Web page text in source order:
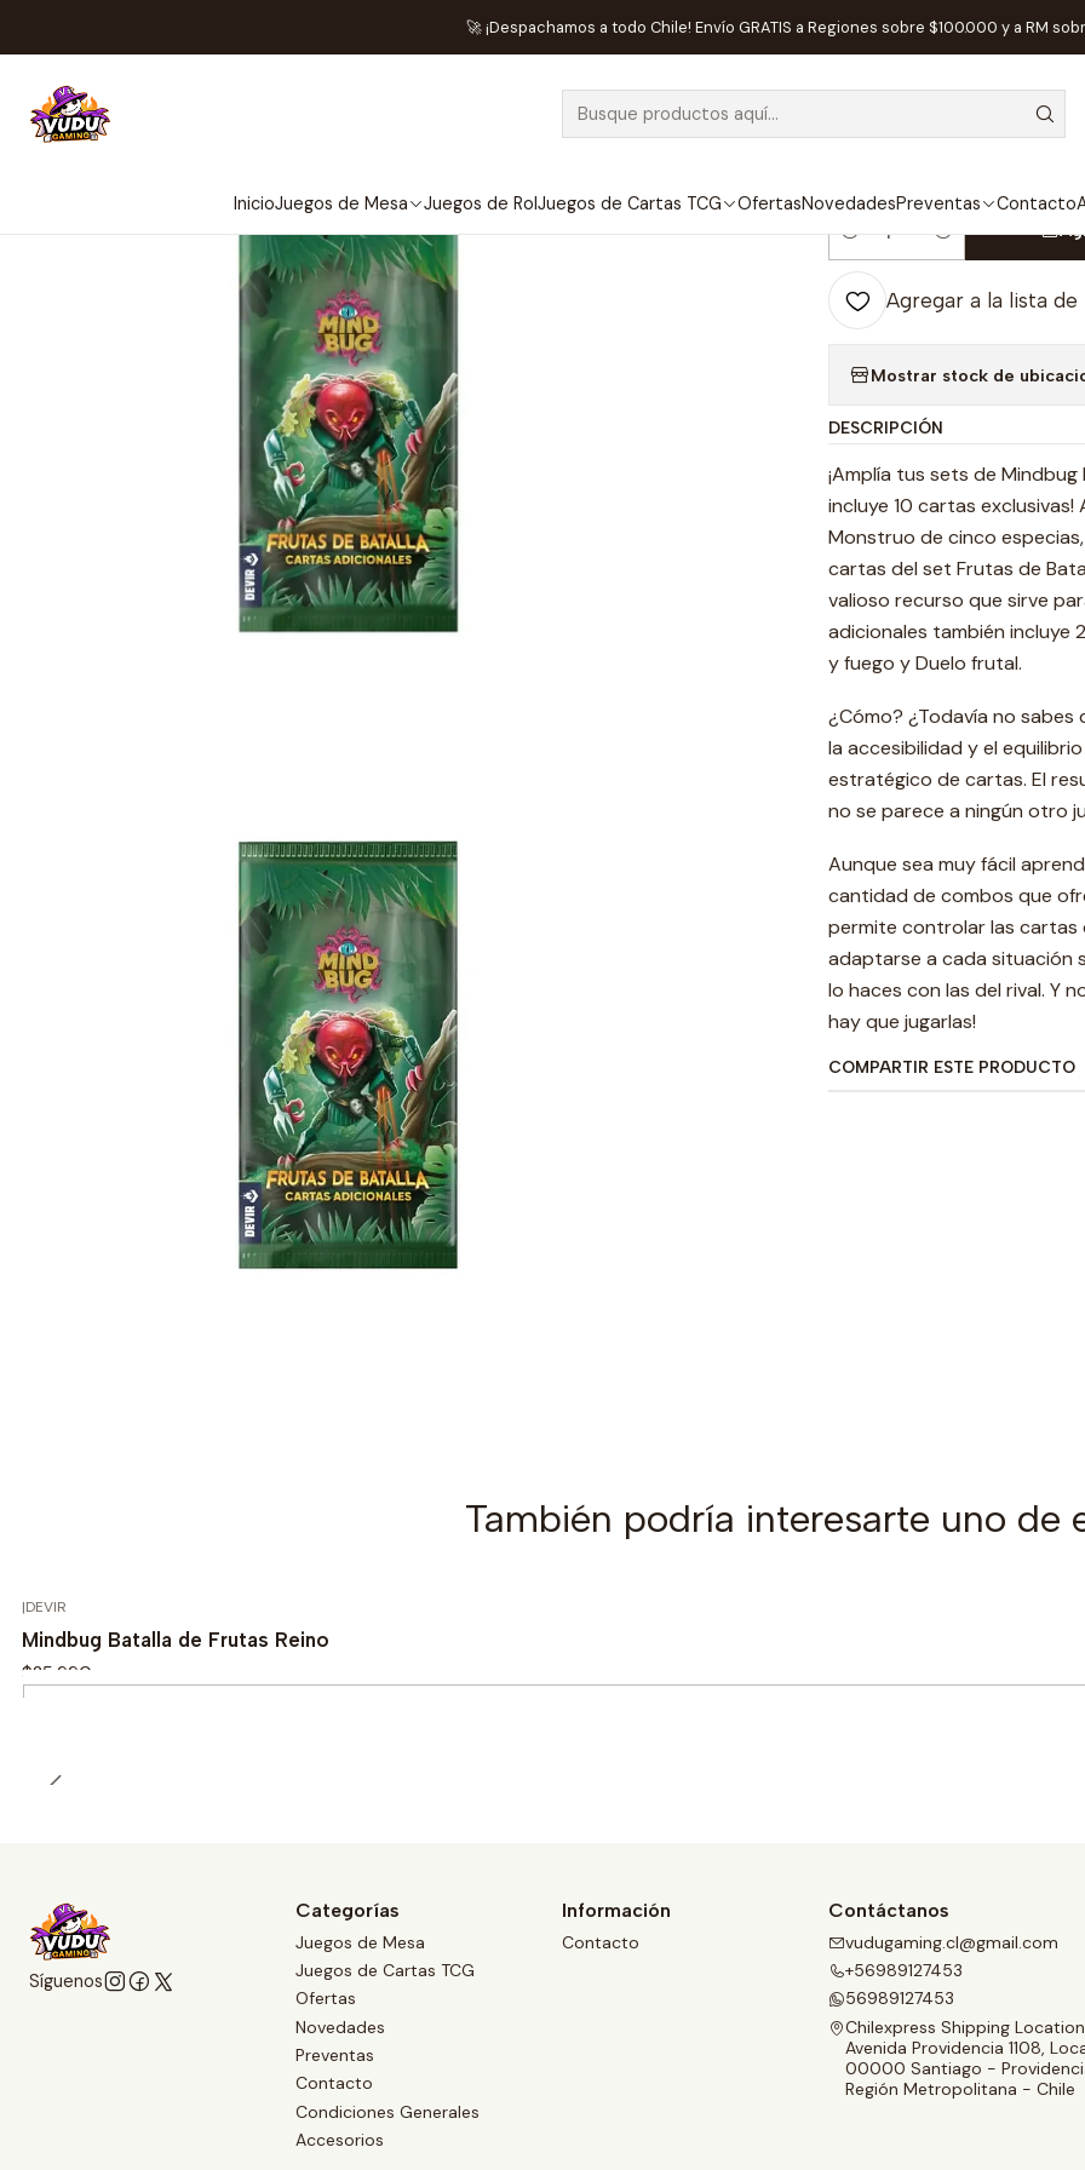
InicioJuegos de Mesa Juegos de RolJuegos de Cartas TCG OfertasNovedadesPreventas Contacto
🚀 ¡Despachamos a todo Chile! Envío GRATIS a Regiones sobre $100.000 y a RM
Inicio Juegos de Mesa Competitivos MindBug : Batalla de Frutas Promo
MindBug :
Cantidad
Agregar a la lista
Mostrar stock de
DESCRIPCIÓN
¡Amplía tus sets de
incluye 10 cartas
Monstruo de cinco
cartas del set Frutas de
valioso recurso que sirve
adicionales también incluye
y fuego y Duelo frutal.
¿Cómo? ¿Todavía no
la accesibilidad y el
estratégico de cartas. El
no se parece a ningún otro
Aunque sea muy fácil
cantidad de combos que
permite controlar las cartas
adaptarse a cada situación
lo haces con las del rival. Y
hay que jugarlas!
COMPARTIR ESTE PRODUCTO
También podría interesarte uno de
|DEVIR
Mindbug Batalla de Frutas Reino
$25.990
Síguenos
Categorías
Juegos de Mesa
Juegos de Cartas TCG
Ofertas
Novedades
Preventas
Contacto
Condiciones Generales
Accesorios
Información
Contacto
Contáctanos
vudugaming.cl@gmail.com
+56989127453
56989127453
Chilexpress Shipping Location
Avenida Providencia 1108,
00000 Santiago -
Región Metropolitana - Chile